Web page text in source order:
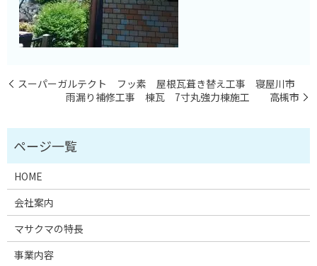
スーパーガルテクト フッ素 屋根瓦葺き替え工事 寝屋川市
雨漏り補修工事 棟瓦 7寸丸強力棟施工 高槻市
HOME
会社案内
マサクマの特長
事業内容